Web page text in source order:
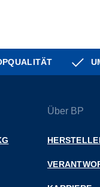
Über BP